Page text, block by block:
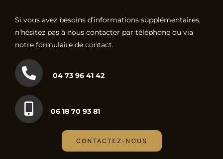
Si vous avez besoins d’informations supplémentaires,
n’hésitez pas à nous contacter par téléphone ou via
notre formulaire de contact.
04 73 96 41 42
06 18 70 93 81
CONTACTEZ-NOUS